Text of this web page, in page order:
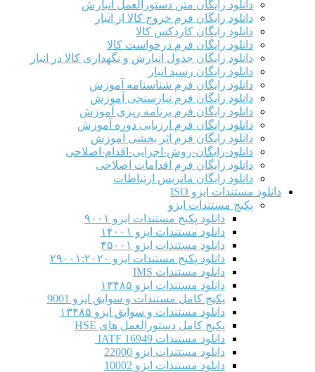
دانلود رایگان متن دستورالعمل انبارش
دانلود رایگان فرم خروج کالا از انبار
دانلود رایگان کاردکس کالا
دانلود رایگان فرم درخواست کالا
دانلود رایگان جدول انبارش و نگهداری کالا در انبار
دانلود رایگان رسید انبار
دانلود رایگان فرم شناسنامه آموزش
دانلود رایگان فرم نیازسنجی آموزش
دانلود رایگان فرم برنامه ریزی آموزش
دانلود رایگان فرم ارزیابی دوره آموزش
دانلود رایگان فرم اثر بخشی آموزش
دانلود-رایگان-روش-اجرایی-اقدام-اصلاحی
دانلود رایگان فرم اقدامات اصلاحی
دانلود رایگان ماتریس ارتباطات
دانلود مستندات ایزو ISO
پکیج مستندات ایزو
دانلود پکیج مستندات ایزو ۹۰۰۱
دانلود مستندات ایزو ۱۴۰۰۱
دانلود مستندات ایزو ۴۵۰۰۱
دانلود پکیج مستندات ایزو ۲۹۰۰۱:۲۰۲۰
دانلود مستندات IMS
دانلود مستندات ایزو ۱۳۴۸۵
پکیج کامل مستندات و سوابق ایزو 9001
دانلود مستندات و سوابق ایزو ۱۳۴۸۵
پکیج کامل دستورالعمل های HSE
دانلود مستندات IATF 16949
دانلود مستندات ایزو 22000
دانلود مستندات ایزو 10002